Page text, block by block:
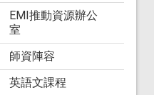
EMI推動資源辦公
室
師資陣容
英語文課程